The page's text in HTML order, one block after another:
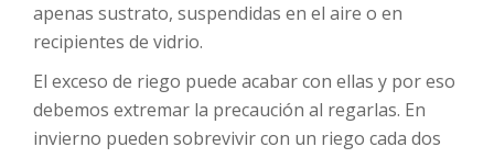
apenas sustrato, suspendidas en el aire o en
recipientes de vidrio.
El exceso de riego puede acabar con ellas y por eso
debemos extremar la precaución al regarlas. En
invierno pueden sobrevivir con un riego cada dos